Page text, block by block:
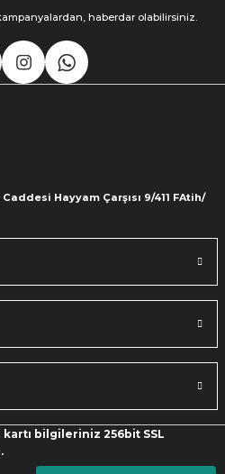
haberdar olabilirsiniz.
Hayyam Çarşısı 9/411 FAtih/
kartı bilgileriniz 256bit SSL